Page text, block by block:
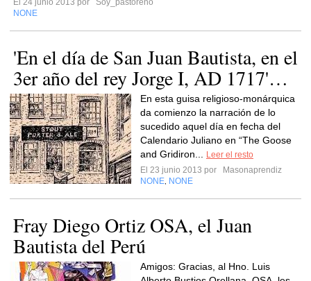
El 24 junio 2013 por
Soy_pastoreno
NONE
'En el día de San Juan Bautista, en el
3er año del rey Jorge I, AD 1717'…
En esta guisa religioso-monárquica
da comienzo la narración de lo
sucedido aquel día en fecha del
Calendario Juliano en “The Goose
and Gridiron...
Leer el resto
El 23 junio 2013 por
Masonaprendiz
NONE NONE
Fray Diego Ortiz OSA, el Juan
Bautista del Perú
Amigos: Gracias, al Hno. Luis